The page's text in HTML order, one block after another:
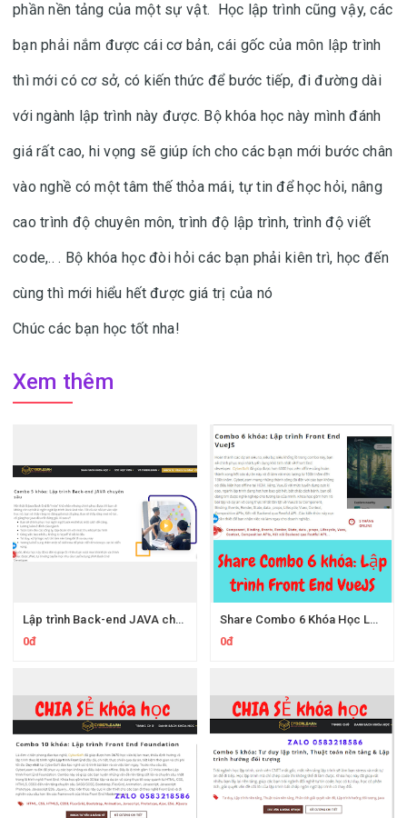
phần nền tảng của một sự vật. Học lập trình cũng vậy, các
bạn phải nắm được cái cơ bản, cái gốc của môn lập trình
thì mới có cơ sở, có kiến thức để bước tiếp, đi đường dài
với ngành lập trình này được. Bộ khóa học này mình đánh
giá rất cao, hi vọng sẽ giúp ích cho các bạn mới bước chân
vào nghề có một tâm thế thỏa mái, tự tin để học hỏi, nâng
cao trình độ chuyên môn, trình độ lập trình, trình độ viết
code,.. . Bộ khóa học đòi hỏi các bạn phải kiên trì, học đến
cùng thì mới hiểu hết được giá trị của nó
Chúc các bạn học tốt nha!
Xem thêm
Lập trình Back-end JAVA chuyên sâu Của Cyberlearn
0đ
Share Combo 6 Khóa Học Lập trình Front End VueJS Trên Cyberlearn
0đ